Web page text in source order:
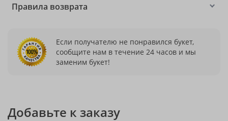
Правила возврата
Если получателю не понравился букет,
сообщите нам в течение 24 часов и мы
заменим букет!
Добавьте к заказу